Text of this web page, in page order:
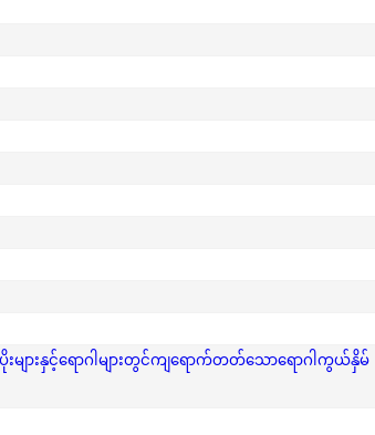
ားနှင့်ရောဂါများတွင်ကျရောက်တတ်သောရောဂါကွယ်နှိမ်